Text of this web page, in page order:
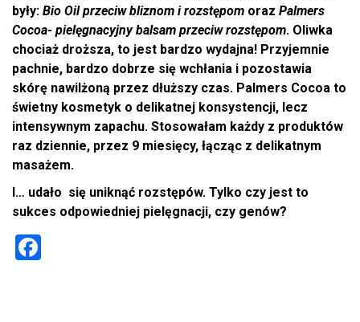
były: Bio Oil przeciw bliznom i rozstępom oraz Palmers
Cocoa- pielęgnacyjny balsam przeciw rozstępom. Oliwka
chociaż droższa, to jest bardzo wydajna! Przyjemnie
pachnie, bardzo dobrze się wchłania i pozostawia
skórę nawilżoną przez dłuższy czas. Palmers Cocoa to
świetny kosmetyk o delikatnej konsystencji, lecz
intensywnym zapachu. Stosowałam każdy z produktów
raz dziennie, przez 9 miesięcy, łącząc z delikatnym
masażem.
I… udało się uniknąć rozstępów. Tylko czy jest to
sukces odpowiedniej pielęgnacji, czy genów?